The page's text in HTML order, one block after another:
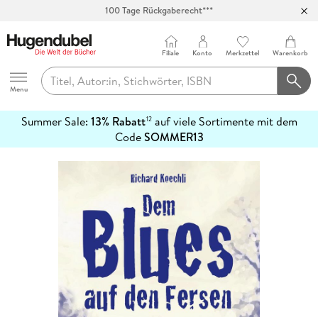
100 Tage Rückgaberecht***
Hugendubel
Menu
Filiale Konto Merkzettel Warenkorb
Summer Sale: 13% Rabatt12auf viele Sortimente mit dem
CodeSOMMER13
erfahren